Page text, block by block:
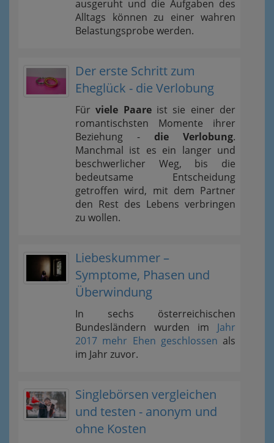
ausgeruht und die Aufgaben des
Alltags können zu einer wahren
Belastungsprobe werden.
Der erste Schritt zum
Eheglück - die Verlobung
Fürviele Paareist sie einer der
romantischsten Momente ihrer
Beziehung - die Verlobung.
Manchmal ist es ein langer und
beschwerlicher Weg, bis die
bedeutsame Entscheidung
getroffen wird, mit dem Partner
den Rest des Lebens verbringen
zu wollen.
Liebeskummer –
Symptome, Phasen und
Überwindung
In sechs österreichischen
Bundesländern wurden im Jahr
2017 mehr Ehen geschlossen als
im Jahr zuvor.
Singlebörsen vergleichen
und testen - anonym und
ohne Kosten